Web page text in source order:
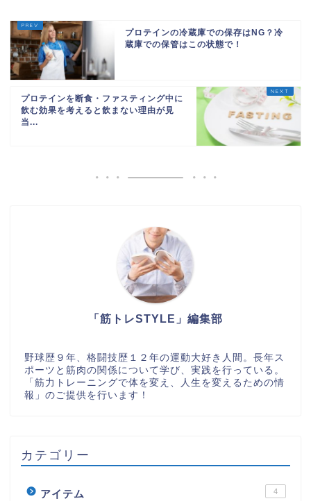
プロテインの冷蔵庫での保存はNG？冷
蔵庫での保管はこの状態で！
プロテインを断食・ファスティング中に
飲む効果を考えると飲まない理由が見
当...
「筋トレSTYLE」編集部
野球歴９年、格闘技歴１２年の運動大好き人間。長年ス
ポーツと筋肉の関係について学び、実践を行っている。
「筋力トレーニングで体を変え、人生を変えるための情
報」のご提供を行います！
カテゴリー
アイテム 4